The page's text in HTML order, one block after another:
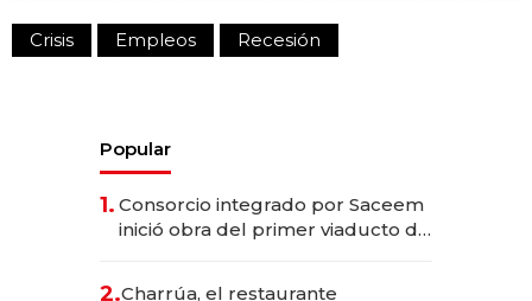
Crisis Empleos Recesión
Popular
1. Consorcio integrado por Saceem
inició obra del primer viaducto de
2.Charrúa, el restaurante